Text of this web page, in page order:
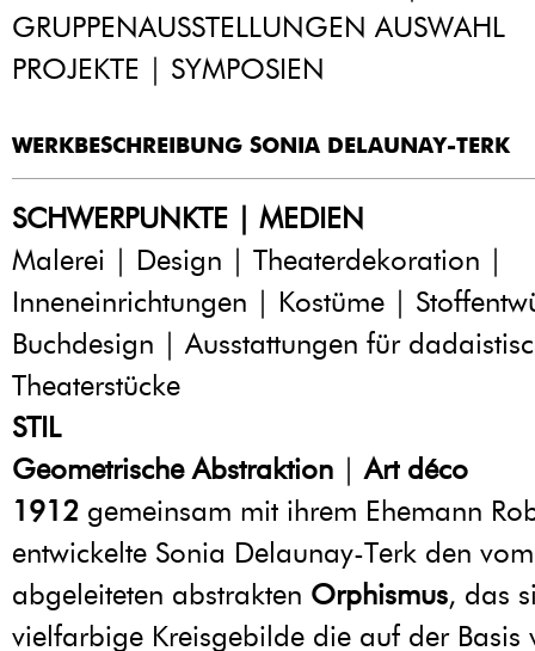
GRUPPENAUSSTELLUNGEN AUSWAHL
PROJEKTE | SYMPOSIEN
WERKBESCHREIBUNG SONIA DELAUNAY-TERK
SCHWERPUNKTE | MEDIEN
Malerei | Design | Theaterdekoration |
Inneneinrichtungen | Kostüme |
Buchdesign | Ausstattungen für
Theaterstücke
STIL
Geometrische Abstraktion | Art déco
1912 gemeinsam mit ihrem Ehemann
entwickelte Sonia Delaunay-Terk den
abgeleiteten abstrakten Orphismus, das
vielfarbige Kreisgebilde die auf der Basis